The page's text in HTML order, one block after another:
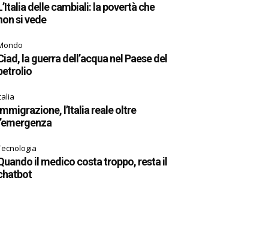
delle cambiali: la povertà che
si vede
la guerra dell’acqua nel Paese del
l’Italia reale oltre
l’emergenza
il medico costa troppo, resta il